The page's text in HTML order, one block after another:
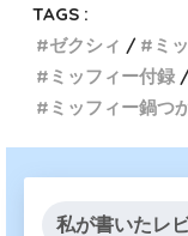
TAGS :
ゼクシィ
ミ
ミッフィー付録
ミッフィー鍋つ
私が書いたレ